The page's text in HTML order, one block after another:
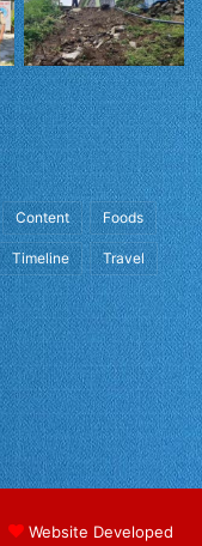
Content Foods
Timeline Travel
Website Developed